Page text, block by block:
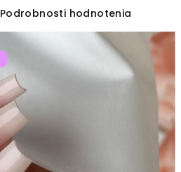
Podrobnosti hodnotenia